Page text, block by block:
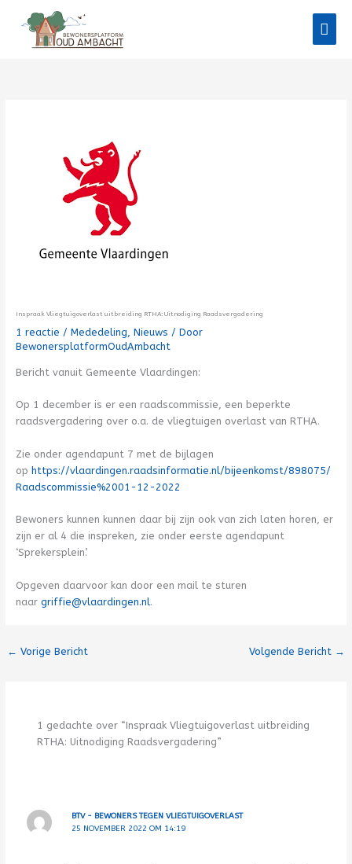
Inspraak Vliegtuigoverlast uitbreiding RTHA: Uitnodiging Raadsvergadering
1 reactie / Mededeling, Nieuws / Door
BewonersplatformOudAmbacht
Bericht vanuit Gemeente Vlaardingen:
Op 1 december is er een raadscommissie, een beperkte
raadsvergadering over o.a. de vliegtuigen overlast van RTHA.
Zie onder agendapunt 7 met de bijlagen
op https://vlaardingen.raadsinformatie.nl/bijeenkomst/898075/
Raadscommissie%2001-12-2022
Bewoners kunnen kunnen daar bij zijn ook van zich laten horen, er
zijn er al 4 die inspreken, zie onder eerste agendapunt
‘Sprekersplein’.
Opgeven daarvoor kan door een mail te sturen
naar griffie@vlaardingen.nl.
← Vorige Bericht Volgende Bericht →
1 gedachte over “Inspraak Vliegtuigoverlast uitbreiding
RTHA: Uitnodiging Raadsvergadering”
BTV - BEWONERS TEGEN VLIEGTUIGOVERLAST
25 NOVEMBER 2022 OM 14:19